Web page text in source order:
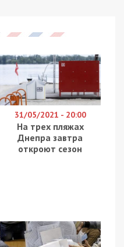
31/05/2021 - 20:00
На трех пляжах
Днепра завтра
откроют сезон